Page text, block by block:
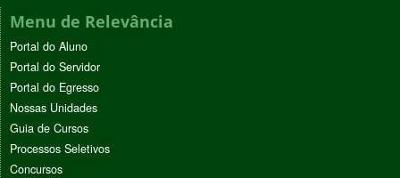
Menu de Relevância
Portal do Aluno
Portal do Servidor
Portal do Egresso
Nossas Unidades
Guia de Cursos
Processos Seletivos
Concursos